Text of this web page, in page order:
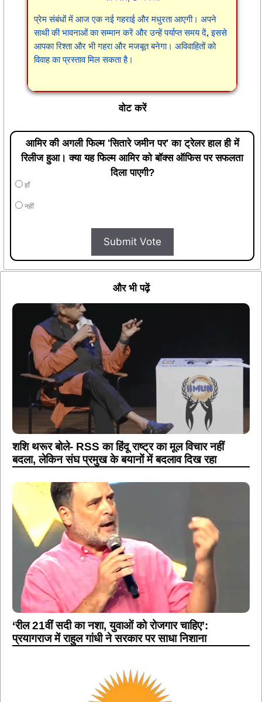
प्रेम संबंधों में आज एक नई गहराई और मधुरता आएगी। अपने
साथी की भावनाओं का सम्मान करें और उन्हें पर्याप्त समय दें, इससे
आपका रिश्ता और भी गहरा और मजबूत बनेगा। अविवाहितों को
विवाह का प्रस्ताव मिल सकता है।
वोट करें
आमिर की अगली फिल्म 'सितारे जमीन पर' का ट्रेलर हाल ही में
रिलीज हुआ। क्या यह फिल्म आमिर को बॉक्स ऑफिस पर सफलता
दिला पाएगी?
हाँ
नहीं
Submit Vote
और भी पढ़ें
शशि थरूर बोले- RSS का हिंदू राष्ट्र का मूल विचार नहीं
बदला, लेकिन संघ प्रमुख के बयानों में बदलाव दिख रहा
‘रील 21वीं सदी का नशा, युवाओं को रोजगार चाहिए’:
प्रयागराज में राहुल गांधी ने सरकार पर साधा निशाना